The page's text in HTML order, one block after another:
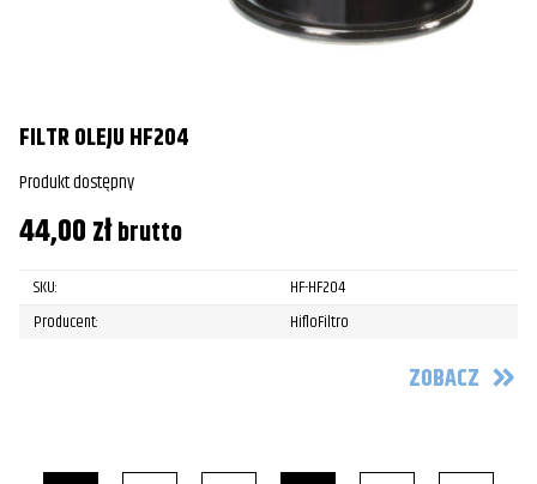
FILTR OLEJU HF204
Produkt dostępny
44,00złbrutto
SKU:
HF-HF204
Producent:
HifloFiltro
ZOBACZ